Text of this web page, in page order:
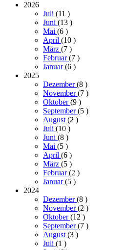
2026
Juli (11 )
Juni (13 )
Mai (6 )
April (10 )
März (7 )
Februar(7 )
Januar(6 )
2025
Dezember(8 )
November(7 )
Oktober(9 )
September(5 )
August(2 )
Juli (10 )
Juni (8 )
Mai (5 )
April (6 )
März (5 )
Februar(2 )
Januar(5 )
2024
Dezember(8 )
November(2 )
Oktober(12 )
September(7 )
August(3 )
Juli (1 )